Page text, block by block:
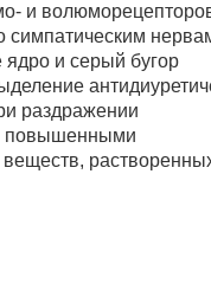
и
симпатическим
ядро и серый бугор
раздражении
повышенными